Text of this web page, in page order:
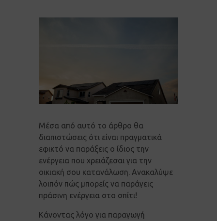
Μέσα από αυτό το άρθρο θα
διαπιστώσεις ότι είναι πραγματικά
εφικτό να παράξεις ο ίδιος την
ενέργεια που χρειάζεσαι για την
οικιακή σου κατανάλωση. Ανακαλύψε
λοιπόν πώς μπορείς να παράγεις
πράσινη ενέργεια στο σπίτι!
Κάνοντας λόγο για παραγωγή